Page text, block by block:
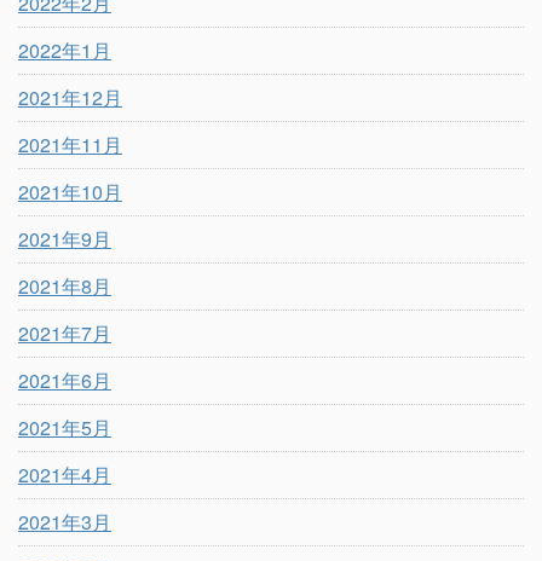
2022年1月
2021年12月
2021年11月
2021年10月
2021年9月
2021年8月
2021年7月
2021年6月
2021年5月
2021年4月
2021年3月